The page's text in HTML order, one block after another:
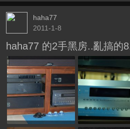
haha77
2011-1-8
haha77 的2手黑房..亂搞的